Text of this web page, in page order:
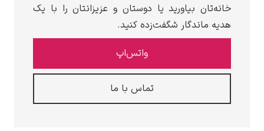
خانه‌تان بیاورید یا دوستان و عزیزانتان را با یک
هدیه ماندگار شگفت‌زده کنید.
واتس‌اپ
تماس با ما